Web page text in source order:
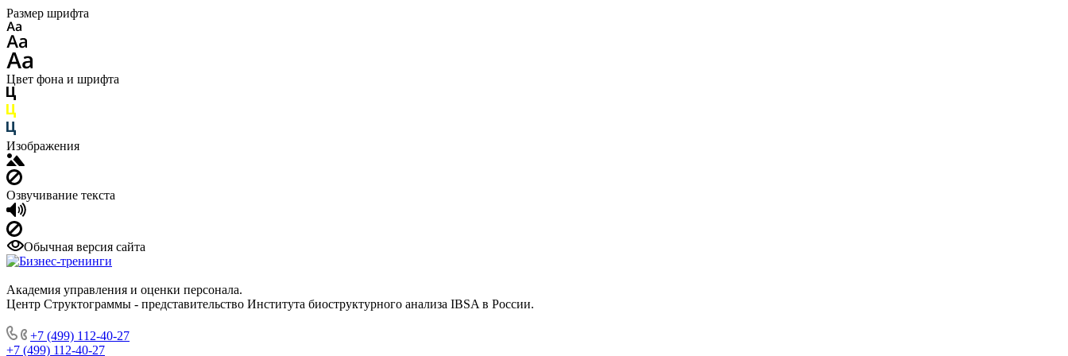
Размер шрифта
Цвет фона и шрифта
Изображения
Озвучивание текста
Обычная версия сайта
Академия управления и оценки персонала.
Центр Структограммы - представительство Института биоструктурного анализа IBSA в России.
+7 (499) 112-40-27
+7 (499) 112-40-27